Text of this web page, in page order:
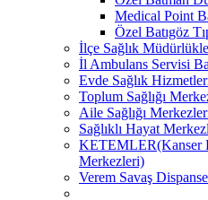
Medical Point
Özel Batıgöz
İlçe Sağlık
İl Ambulans Servisi
Evde Sağlık
Toplum Sağlığı
Aile Sağlığı
Sağlıklı Hayat
KETEMLER(Kanser
Merkezleri)
Verem Savaş